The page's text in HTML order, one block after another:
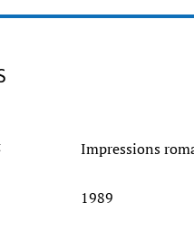
Impressions
1989